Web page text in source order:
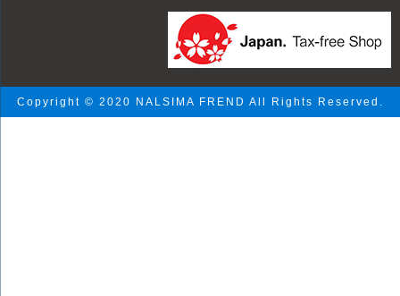
Copyright © 2020 NALSIMA FREND All Rights Reserved.